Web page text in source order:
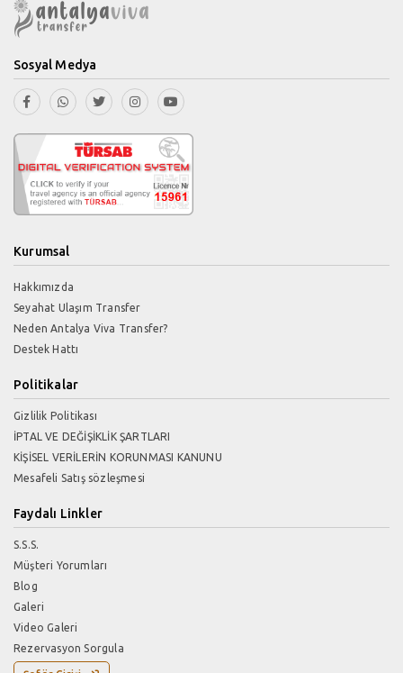
Sosyal Medya
Kurumsal
Hakkımızda
Seyahat Ulaşım Transfer
Neden Antalya Viva Transfer?
Destek Hattı
Politikalar
Gizlilik Politikası
İPTAL VE DEĞİŞİKLİK ŞARTLARI
KİŞİSEL VERİLERİN KORUNMASI KANUNU
Mesafeli Satış sözleşmesi
Faydalı Linkler
S.S.S.
Müşteri Yorumları
Blog
Galeri
Video Galeri
Rezervasyon Sorgula